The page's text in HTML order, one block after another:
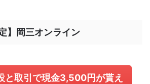
】岡三オンライン
と取引で現金3,500円が貰え